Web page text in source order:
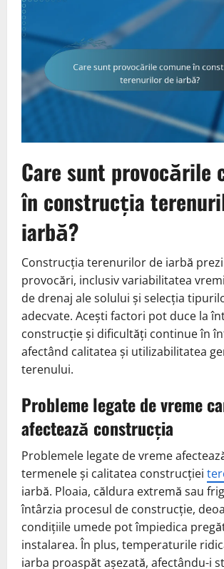
Care sunt provocările
în construcția
iarbă?
Construcția terenurilor de iarbă
provocări, inclusiv variabilitatea
de drenaj ale solului și selecția
adecvate. Acești factori pot duce la
construcție și dificultăți continue în
afectând calitatea și utilizabilitatea
terenului.
Probleme legate de vreme
afectează construcția
Problemele legate de vreme
termenele și calitatea construcției
iarbă. Ploaia, căldura extremă sau
întârzia procesul de construcție,
condițiile umede pot împiedica
instalarea. În plus, temperaturile
iarba proaspăt așezată, afectându-i